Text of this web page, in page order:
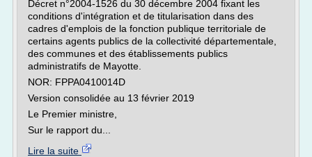
Décret n°2004-1526 du 30 décembre 2004 fixant les
conditions d'intégration et de titularisation dans des
cadres d'emplois de la fonction publique territoriale de
certains agents publics de la collectivité départementale,
des communes et des établissements publics
administratifs de Mayotte.
NOR: FPPA0410014D
Version consolidée au 13 février 2019
Le Premier ministre,
Sur le rapport du...
Lire la suite